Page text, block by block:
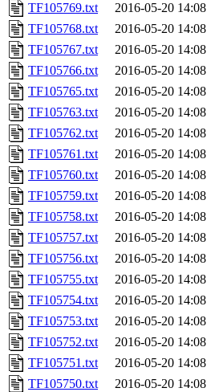
TF105769.txt
2016-05-20 14:08
TF105768.txt
2016-05-20 14:08
TF105767.txt
2016-05-20 14:08
TF105766.txt
2016-05-20 14:08
TF105765.txt
2016-05-20 14:08
TF105763.txt
2016-05-20 14:08
TF105762.txt
2016-05-20 14:08
TF105761.txt
2016-05-20 14:08
TF105760.txt
2016-05-20 14:08
TF105759.txt
2016-05-20 14:08
TF105758.txt
2016-05-20 14:08
TF105757.txt
2016-05-20 14:08
TF105756.txt
2016-05-20 14:08
TF105755.txt
2016-05-20 14:08
TF105754.txt
2016-05-20 14:08
TF105753.txt
2016-05-20 14:08
TF105752.txt
2016-05-20 14:08
TF105751.txt
2016-05-20 14:08
TF105750.txt
2016-05-20 14:08